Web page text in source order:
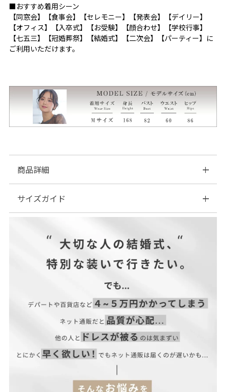
■おすすめ着用シーン
【同窓会】【食事会】【セレモニー】【発表会】【デイリー】
【オフィス】【入卒式】【お受験】【顔合わせ】【学校行事】
【七五三】【冠婚葬祭】【結婚式】【二次会】【パーティー】に
ご利用いただけます。
商品詳細
■素材：ポリエステル…100%
■裏地：パンツなし、ジャケットあり
ァスナーを使用しています。
■光沢感：パンツなし、ジャケットなし
■付属品：なし
サイズガイド